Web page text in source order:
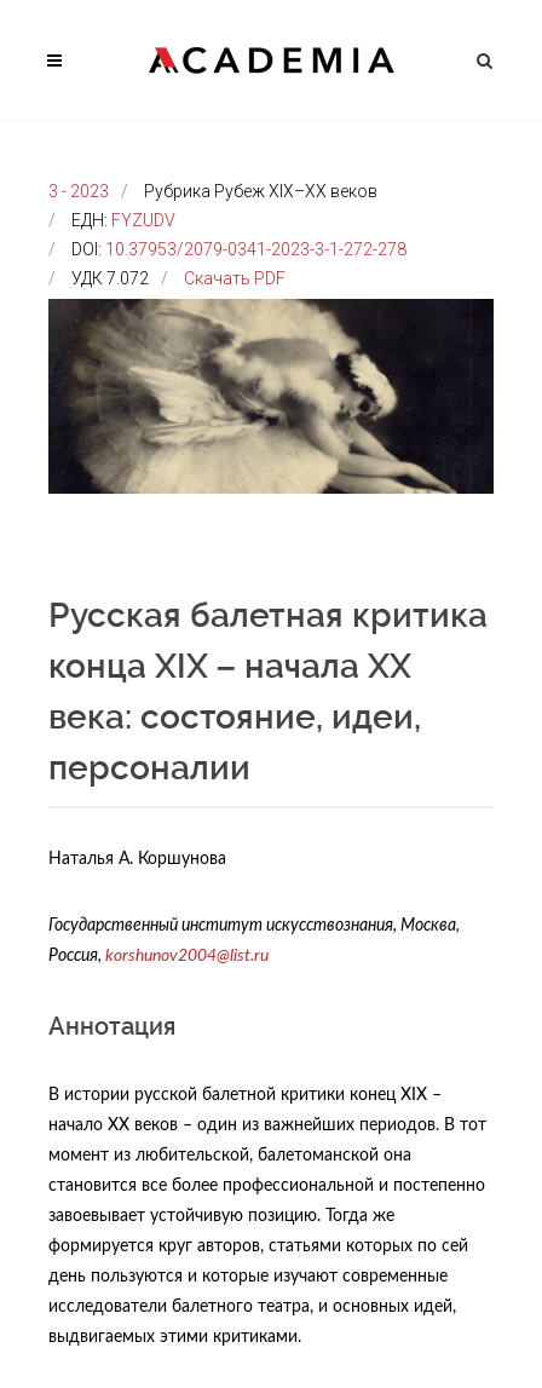
3 - 2023
Рубрика Рубеж XIX–XX веков
ЕДН: FYZUDV
DOI: 10.37953/2079-0341-2023-3-1-272-278
УДК 7.072
Скачать PDF
Русская балетная критика
конца XIX – начала XX
века: состояние, идеи,
персоналии
Наталья А. Коршунова
Государственный институт искусствознания, Москва,
Россия, korshunov2004@list.ru
Аннотация
В истории русской балетной критики конец XIX –
начало ХХ веков – один из важнейших периодов. В тот
момент из любительской, балетоманской она
становится все более профессиональной и постепенно
завоевывает устойчивую позицию. Тогда же
формируется круг авторов, статьями которых по сей
день пользуются и которые изучают современные
исследователи балетного театра, и основных идей,
выдвигаемых этими критиками.